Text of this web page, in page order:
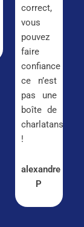
correct,
vous
pouvez
faire
confiance
ce n’est
pas une
boîte de
charlatans
!
alexandre
P